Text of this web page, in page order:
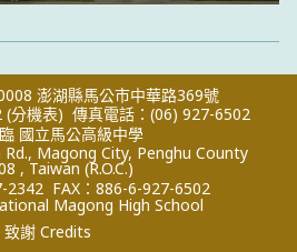
澎湖縣馬公市中華路369號
(分機表) 傳真電話：(06) 927-6502
國立馬公高級中學
Magong City, Penghu County
, Taiwan (R.O.C.)
2342 FAX：886-6-927-6502
Magong High School
致謝 Credits